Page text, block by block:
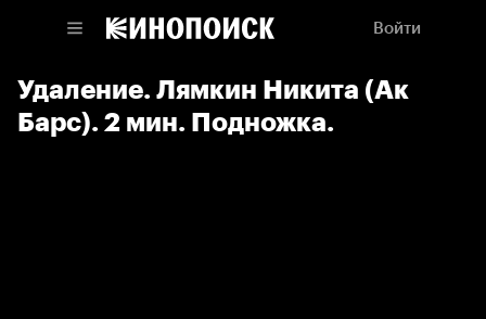
Войти
Удаление. Лямкин Никита (Ак
Барс). 2 мин. Подножка.